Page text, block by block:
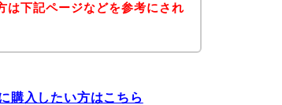
は下記ページなどを参考にされ
購入したい方はこちら